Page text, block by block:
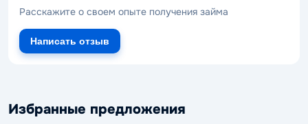
Расскажите о своем опыте получения займа
Написать отзыв
Избранные предложения